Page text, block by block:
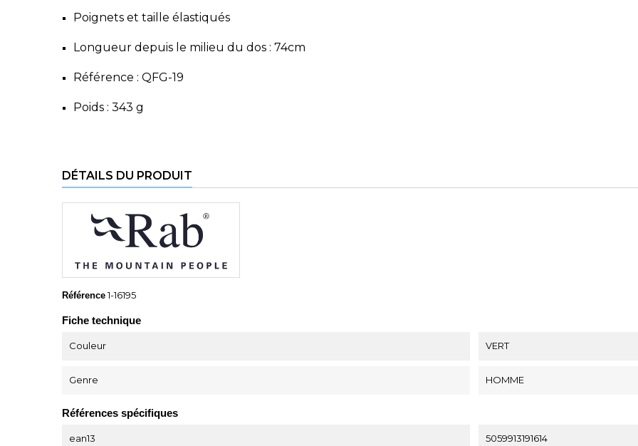
Poignets et taille élastiqués
Longueur depuis le milieu du dos : 74cm
Référence : QFG-19
Poids : 343 g
DÉTAILS DU PRODUIT
Référence 1-16195
Fiche technique
Couleur VERT
Genre HOMME
Références spécifiques
ean13 5059913191614